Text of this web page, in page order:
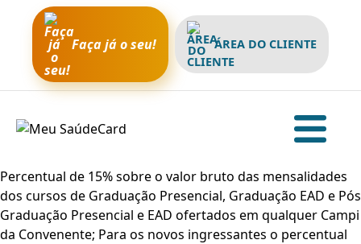
Faça já o seu! ÁREA DO CLIENTE
Percentual de 15% sobre o valor bruto das mensalidades
dos cursos de Graduação Presencial, Graduação EAD e Pós
Graduação Presencial e EAD ofertados em qualquer Campi
da Convenente; Para os novos ingressantes o percentual